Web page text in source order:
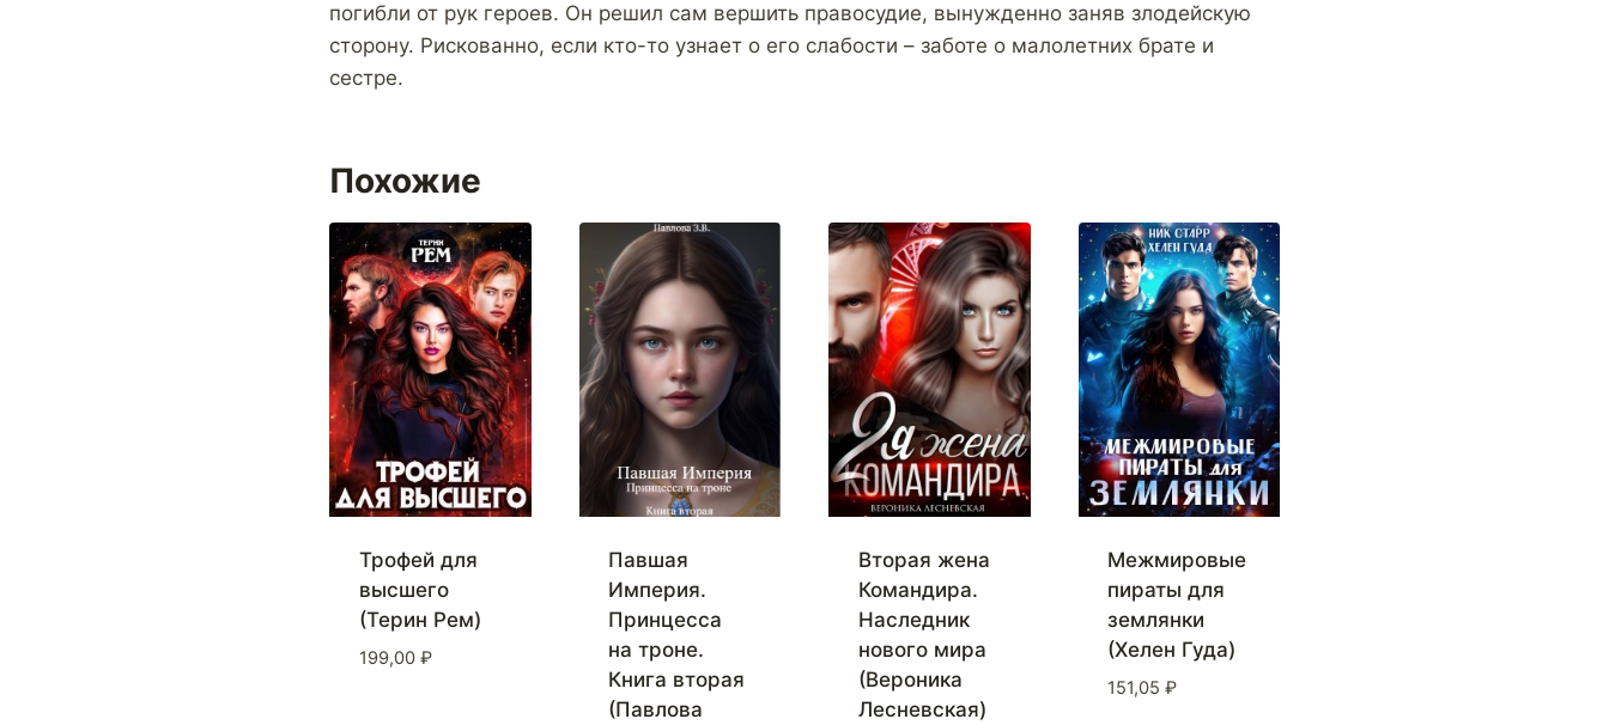
погибли от рук героев. Он решил сам вершить правосудие, вынужденно заняв злодейскую
сторону. Рискованно, если кто-то узнает о его слабости – заботе о малолетних брате и
сестре.
Похожие
Трофей для
высшего
(Терин Рем)
199,00 ₽
Павшая
Империя.
Принцесса
на троне.
Книга вторая
(Павлова
Вторая жена
Командира.
Наследник
нового мира
(Вероника
Лесневская)
Межмировые
пираты для
землянки
(Хелен Гуда)
151,05 ₽